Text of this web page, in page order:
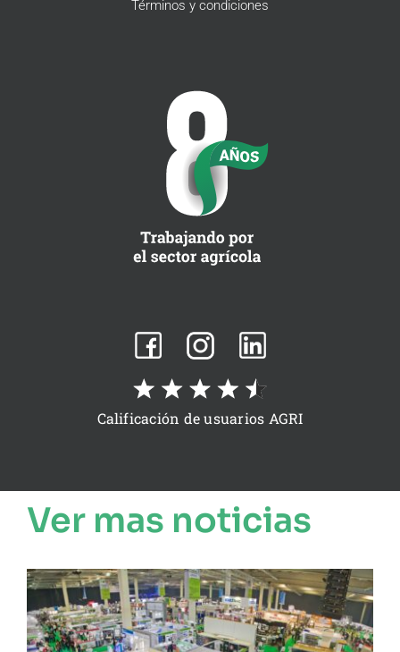
Términos y condiciones
Calificación de usuarios AGRI
Ver mas noticias